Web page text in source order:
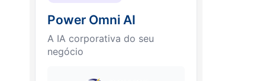
Power Omni AI
A IA corporativa do seu
negócio